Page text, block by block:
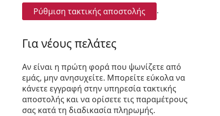
Ρύθμιση τακτικής αποστολής
.
Για νέους πελάτες
Αν είναι η πρώτη φορά που ψωνίζετε από
εμάς, μην ανησυχείτε. Μπορείτε εύκολα να
κάνετε εγγραφή στην υπηρεσία τακτικής
αποστολής και να ορίσετε τις παραμέτρους
σας κατά τη διαδικασία πληρωμής.